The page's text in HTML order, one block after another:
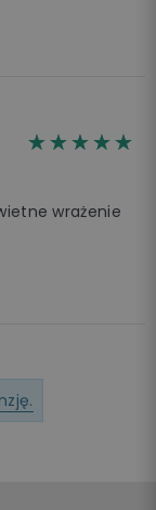
☆☆☆☆☆
★★★★★
wrażenie